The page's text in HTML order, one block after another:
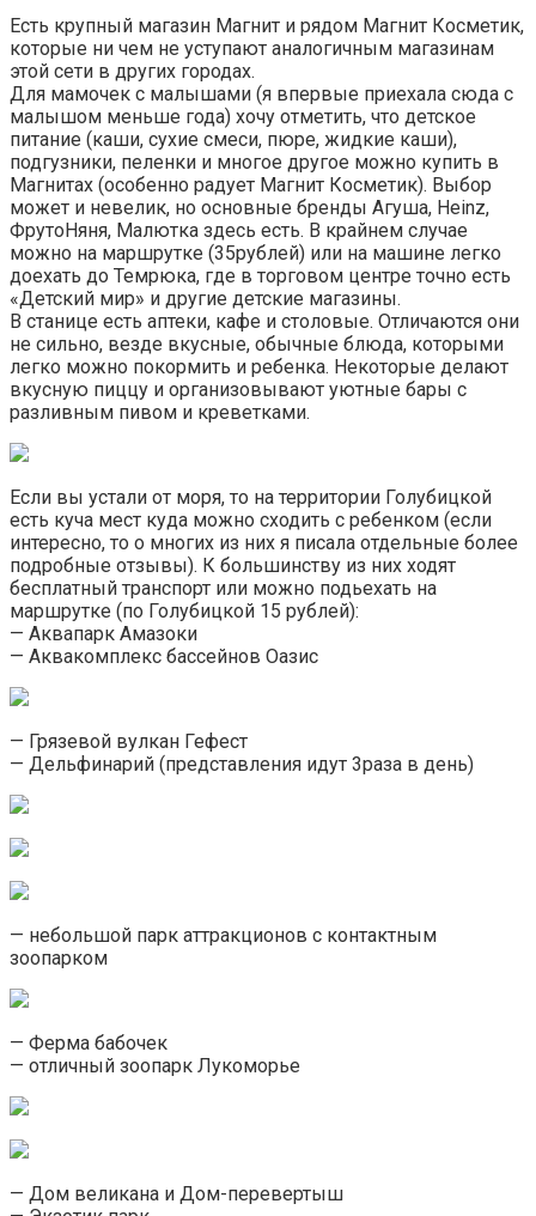
Есть крупный магазин Магнит и рядом Магнит Косметик,
которые ни чем не уступают аналогичным магазинам
этой сети в других городах.
Для мамочек с малышами (я впервые приехала сюда с
малышом меньше года) хочу отметить, что детское
питание (каши, сухие смеси, пюре, жидкие каши),
подгузники, пеленки и многое другое можно купить в
Магнитах (особенно радует Магнит Косметик). Выбор
может и невелик, но основные бренды Агуша, Heinz,
ФрутоНяня, Малютка здесь есть. В крайнем случае
можно на маршрутке (35рублей) или на машине легко
доехать до Темрюка, где в торговом центре точно есть
«Детский мир» и другие детские магазины.
В станице есть аптеки, кафе и столовые. Отличаются они
не сильно, везде вкусные, обычные блюда, которыми
легко можно покормить и ребенка. Некоторые делают
вкусную пиццу и организовывают уютные бары с
разливным пивом и креветками.
Если вы устали от моря, то на территории Голубицкой
есть куча мест куда можно сходить с ребенком (если
интересно, то о многих из них я писала отдельные более
подробные отзывы). К большинству из них ходят
бесплатный транспорт или можно подьехать на
маршрутке (по Голубицкой 15 рублей):
— Аквапарк Амазоки
— Аквакомплекс бассейнов Оазис
— Грязевой вулкан Гефест
— Дельфинарий (представления идут 3раза в день)
— небольшой парк аттракционов с контактным
зоопарком
— Ферма бабочек
— отличный зоопарк Лукоморье
— Дом великана и Дом-перевертыш